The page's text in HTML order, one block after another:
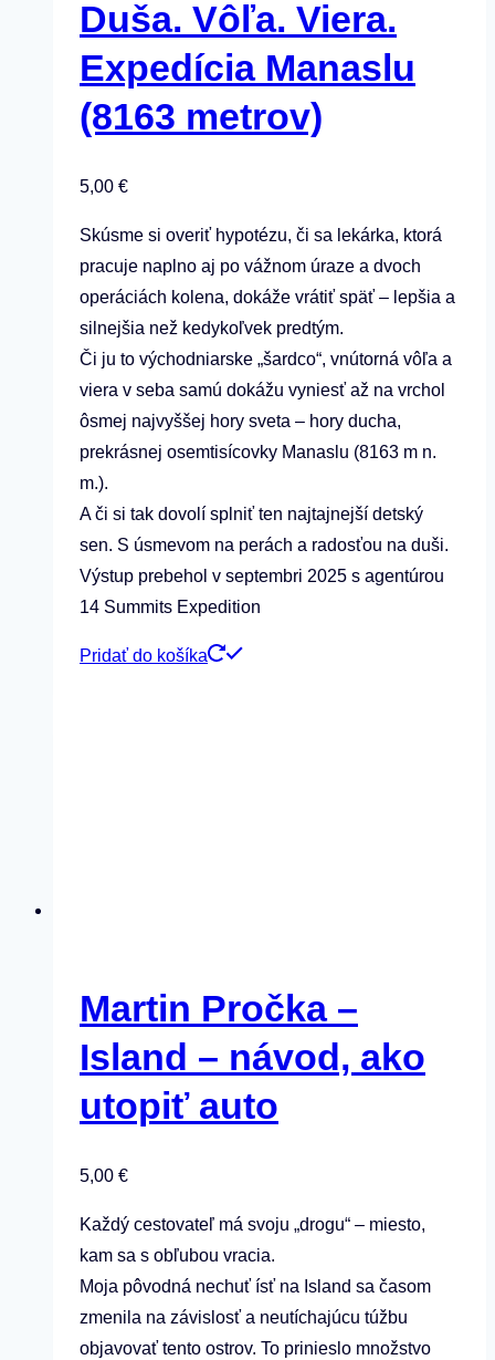
Duša. Vôľa. Viera.
Expedícia Manaslu
(8163 metrov)
5,00 €
Skúsme si overiť hypotézu, či sa lekárka, ktorá
pracuje naplno aj po vážnom úraze a dvoch
operáciách kolena, dokáže vrátiť späť – lepšia a
silnejšia než kedykoľvek predtým.
Či ju to východniarske „šardco“, vnútorná vôľa a
viera v seba samú dokážu vyniesť až na vrchol
ôsmej najvyššej hory sveta – hory ducha,
prekrásnej osemtisícovky Manaslu (8163 m n.
m.).
A či si tak dovolí splniť ten najtajnejší detský
sen. S úsmevom na perách a radosťou na duši.
Výstup prebehol v septembri 2025 s agentúrou
14 Summits Expedition
Pridať do košíka
Martin Pročka –
Island –⁠⁠⁠⁠⁠⁠ návod, ako
utopiť auto
5,00 €
Každý cestovateľ má svoju „drogu“ – miesto,
kam sa s obľubou vracia.
Moja pôvodná nechuť ísť na Island sa časom
zmenila na závislosť a neutíchajúcu túžbu
objavovať tento ostrov. To prinieslo množstvo